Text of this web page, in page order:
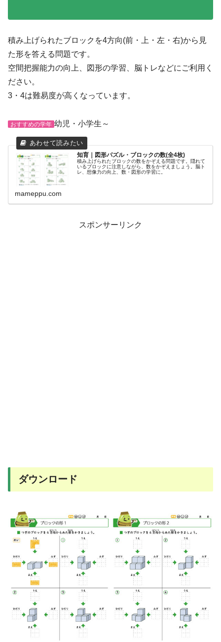
積み上げられたブロックを4方向(前・上・左・右)から見
た形を答える問題です。
空間把握能力の向上、図形の学習、脳トレなどにご利用く
ださい。
3・4は難易度が高くなっています。
おすすめの学年 幼児・小学生～
知育｜図形パズル・ブロックの数(全4枚)
積み上げられたブロックの数をかぞえる問題です。隠れて
いるブロックに注意しながら、数をかぞえましょう。脳ト
レ、想像力の向上、数・図形の学習に。
mameppu.com
スポンサーリンク
ダウンロード